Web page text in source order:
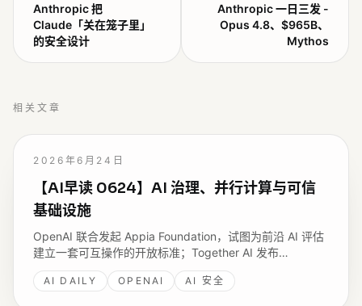
Anthropic 把
Claude「关在笼子里」
的安全设计
Anthropic 一日三发 -
Opus 4.8、$965B、
Mythos
相关文章
2026年6月24日
【AI早读 0624】AI 治理、并行计算与可信
基础设施
OpenAI 联合发起 Appia Foundation，试图为前沿 AI 评估
建立一套可互操作的开放标准；Together AI 发布
ParallelKernelBench，揭示前沿模型写多 GPU 内核的真实
水平；Google Cloud 在机密计算上迈出一大步。
AI DAILY OPENAI AI 安全